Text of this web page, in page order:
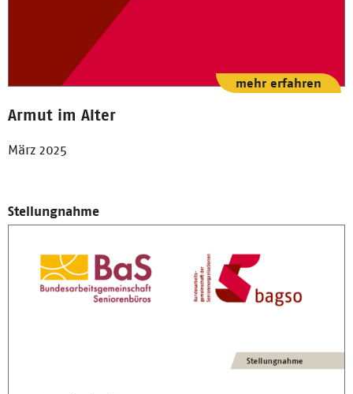
Armut im Alter
März 2025
mehr erfahren
Stellungnahme